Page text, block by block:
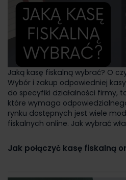
Jaką kasę fiskalną wybrać? O
Wybór i zakup odpowiedniej
do specyfiki działalności firmy,
które wymaga
rynku dostępnych jest wiele
fiskalnych online. Jak wybrać
Jak połączyć kasę fiskalną